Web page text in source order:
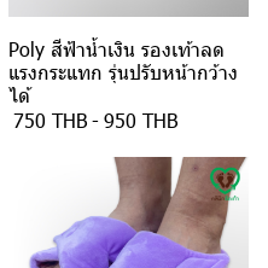
Poly สีฟ้าน้ำเงิน รองเท้าลด
แรงกระแทก รุ่นปรับหน้ากว้าง
ได้
750 THB-950 THB